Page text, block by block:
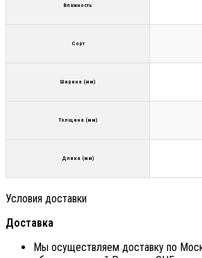
Влажность
Сорт
Ширина (мм)
Толщина (мм)
Длина (мм)
Условия доставки
Доставка
Мы осуществляем доставку по